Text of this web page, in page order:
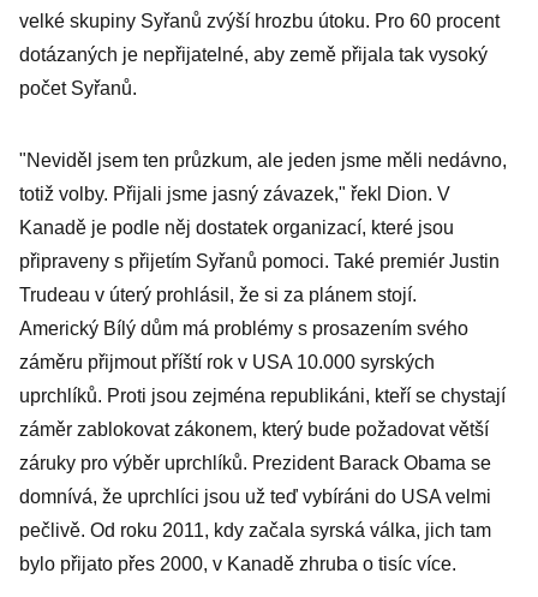
velké skupiny Syřanů zvýší hrozbu útoku. Pro 60 procent
dotázaných je nepřijatelné, aby země přijala tak vysoký
počet Syřanů.
"Neviděl jsem ten průzkum, ale jeden jsme měli nedávno,
totiž volby. Přijali jsme jasný závazek," řekl Dion. V
Kanadě je podle něj dostatek organizací, které jsou
připraveny s přijetím Syřanů pomoci. Také premiér Justin
Trudeau v úterý prohlásil, že si za plánem stojí.
Americký Bílý dům má problémy s prosazením svého
záměru přijmout příští rok v USA 10.000 syrských
uprchlíků. Proti jsou zejména republikáni, kteří se chystají
záměr zablokovat zákonem, který bude požadovat větší
záruky pro výběr uprchlíků. Prezident Barack Obama se
domnívá, že uprchlíci jsou už teď vybíráni do USA velmi
pečlivě. Od roku 2011, kdy začala syrská válka, jich tam
bylo přijato přes 2000, v Kanadě zhruba o tisíc více.